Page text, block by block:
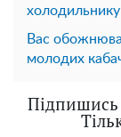
Вас
молодих
Підпишись